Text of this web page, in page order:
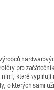
pro
které vyplňují
o kterých sami